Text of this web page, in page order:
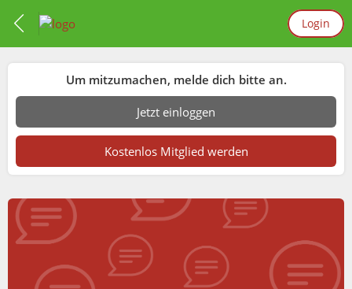
Login
Um mitzumachen, melde dich bitte an.
Jetzt einloggen
Kostenlos Mitglied werden